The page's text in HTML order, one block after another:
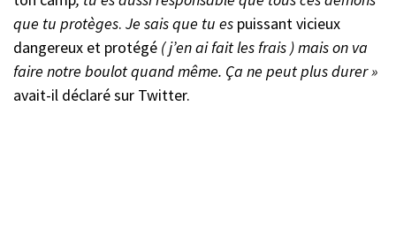
que tu protèges. Je sais que tu es puissant vicieux
dangereux et protégé ( j’en ai fait les frais ) mais on va
faire notre boulot quand même. Ça ne peut plus durer »
avait-il déclaré sur Twitter.